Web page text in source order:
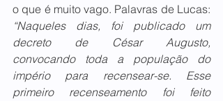
“Naqueles dias, foi publicado um
decreto de César Augusto,
convocando toda a população do
império para recensear-se. Esse
primeiro recenseamento foi feito